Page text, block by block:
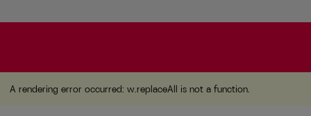
A rendering error occurred:w.replaceAll is not a function
A rendering error occurred: w.replaceAll is not a function.